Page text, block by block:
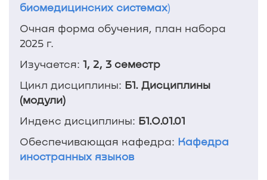
биомедицинских системах)
Очная форма обучения, план набора
2025 г.
Изучается: 1, 2, 3 семестр
Цикл дисциплины: Б1. Дисциплины
(модули)
Индекс дисциплины: Б1.О.01.01
Обеспечивающая кафедра: Кафедра
иностранных языков